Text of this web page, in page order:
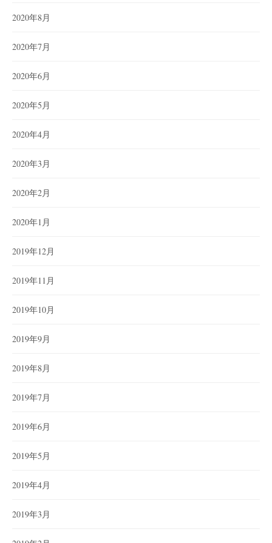
2020年8月
2020年7月
2020年6月
2020年5月
2020年4月
2020年3月
2020年2月
2020年1月
2019年12月
2019年11月
2019年10月
2019年9月
2019年8月
2019年7月
2019年6月
2019年5月
2019年4月
2019年3月